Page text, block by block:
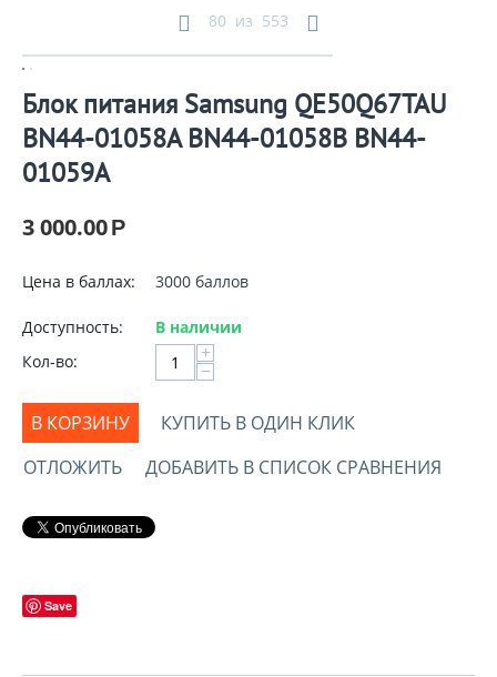
80 из 553
Блок питания Samsung QE50Q67TAU
BN44-01058A BN44-01058B BN44-
01059A
3 000.00Р
Цена в баллах: 3000 баллов
Доступность:
В наличии
Кол-во:
+
−
В КОРЗИНУ
КУПИТЬ В ОДИН КЛИК
ОТЛОЖИТЬ
ДОБАВИТЬ В СПИСОК СРАВНЕНИЯ
Save